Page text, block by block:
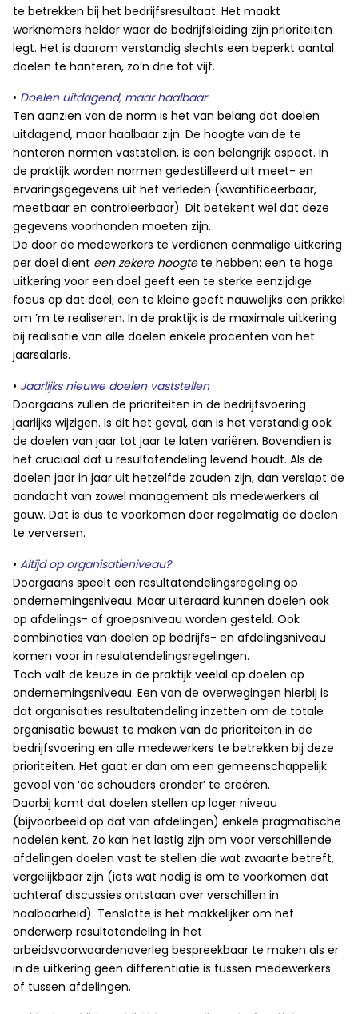
te betrekken bij het bedrijfsresultaat. Het maakt
werknemers helder waar de bedrijfsleiding zijn prioriteiten
legt. Het is daarom verstandig slechts een beperkt aantal
doelen te hanteren, zo’n drie tot vijf.
• Doelen uitdagend, maar haalbaar
Ten aanzien van de norm is het van belang dat doelen
uitdagend, maar haalbaar zijn. De hoogte van de te
hanteren normen vaststellen, is een belangrijk aspect. In
de praktijk worden normen gedestilleerd uit meet- en
ervaringsgegevens uit het verleden (kwantificeerbaar,
meetbaar en controleerbaar). Dit betekent wel dat deze
gegevens voorhanden moeten zijn.
De door de medewerkers te verdienen eenmalige uitkering
per doel dient een zekere hoogtete hebben: een te hoge
uitkering voor een doel geeft een te sterke eenzijdige
focus op dat doel; een te kleine geeft nauwelijks een prikkel
om ’m te realiseren. In de praktijk is de maximale uitkering
bij realisatie van alle doelen enkele procenten van het
jaarsalaris.
• Jaarlijks nieuwe doelen vaststellen
Doorgaans zullen de prioriteiten in de bedrijfsvoering
jaarlijks wijzigen. Is dit het geval, dan is het verstandig ook
de doelen van jaar tot jaar te laten variëren. Bovendien is
het cruciaal dat u resultatendeling levend houdt. Als de
doelen jaar in jaar uit hetzelfde zouden zijn, dan verslapt de
aandacht van zowel management als medewerkers al
gauw. Dat is dus te voorkomen door regelmatig de doelen
te verversen.
• Altijd op organisatieniveau?
Doorgaans speelt een resultatendelingsregeling op
ondernemingsniveau. Maar uiteraard kunnen doelen ook
op afdelings- of groepsniveau worden gesteld. Ook
combinaties van doelen op bedrijfs- en afdelingsniveau
komen voor in resulatendelingsregelingen.
Toch valt de keuze in de praktijk veelal op doelen op
ondernemingsniveau. Een van de overwegingen hierbij is
dat organisaties resultatendeling inzetten om de totale
organisatie bewust te maken van de prioriteiten in de
bedrijfsvoering en alle medewerkers te betrekken bij deze
prioriteiten. Het gaat er dan om een gemeenschappelijk
gevoel van ‘de schouders eronder’ te creëren.
Daarbij komt dat doelen stellen op lager niveau
(bijvoorbeeld op dat van afdelingen) enkele pragmatische
nadelen kent. Zo kan het lastig zijn om voor verschillende
afdelingen doelen vast te stellen die wat zwaarte betreft,
vergelijkbaar zijn (iets wat nodig is om te voorkomen dat
achteraf discussies ontstaan over verschillen in
haalbaarheid). Tenslotte is het makkelijker om het
onderwerp resultatendeling in het
arbeidsvoorwaardenoverleg bespreekbaar te maken als er
in de uitkering geen differentiatie is tussen medewerkers
of tussen afdelingen.